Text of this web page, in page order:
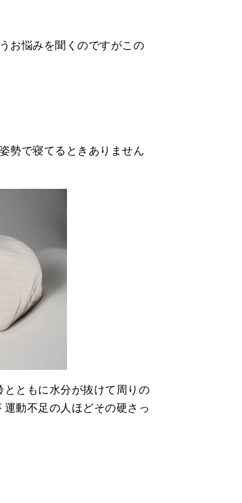
お悩みを聞くのですがこの
勢で寝てるときありません
ともに水分が抜けて周りの
動不足の人ほどその硬さっ